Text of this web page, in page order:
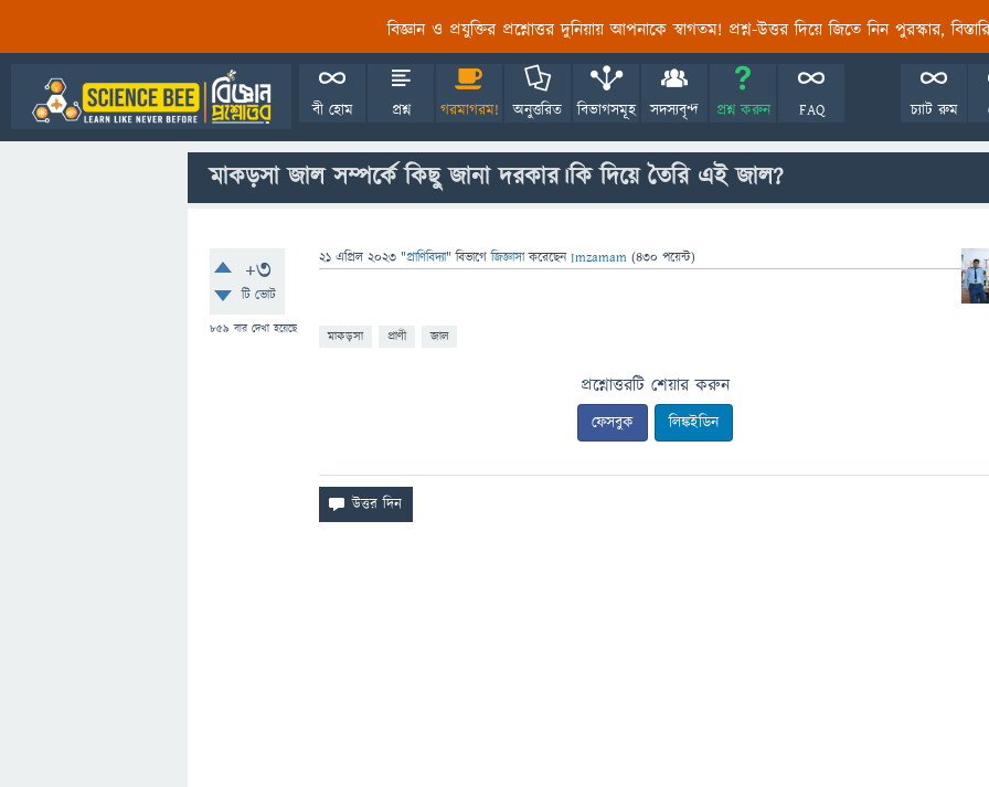
বিজ্ঞান ও প্রযুক্তির প্রশ্নোত্তর দুনিয়ায় আপনাকে স্বাগতম! প্রশ্ন-উত্তর দিয়ে জিতে নিন পুরস্কার,
বী হোম প্রশ্ন গরমাগরম! অনুত্তরিত বিভাগসমূহ সদস্যবৃন্দ প্রশ্ন করুন FAQ চ্যাট রুম
মাকড়সা জাল সম্পর্কে কিছু জানা দরকার।কি দিয়ে তৈরি এই জাল?
+3
টি ভোট
859 বার দেখা হয়েছে
21 এপ্রিল 2023 "প্রাণিবিদ্যা" বিভাগে জিজ্ঞাসাকরেছেনImzamam (430 পয়েন্ট)
মাকড়সা প্রাণী জাল
প্রশ্নোত্তরটি শেয়ার করুন
ফেসবুক লিঙ্কইডিন